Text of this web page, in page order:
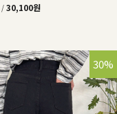
/ 30,100원
30%